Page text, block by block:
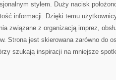
stylem. Duży nacisk
informacji. Dzięki temu
związane z organizacją imprez,
Strona jest skierowana zarówno do
szukają inspiracji na mniejsze